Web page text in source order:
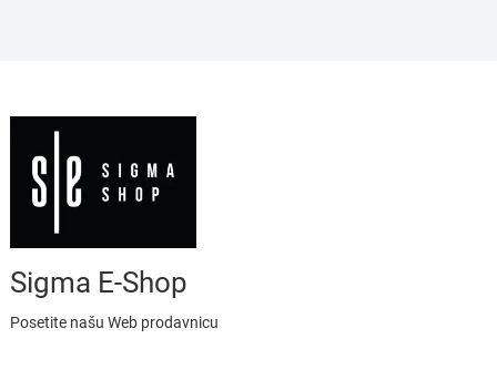
Sigma E-Shop
Posetite našu Web prodavnicu